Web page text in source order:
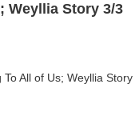
Weyllia Story 3/3